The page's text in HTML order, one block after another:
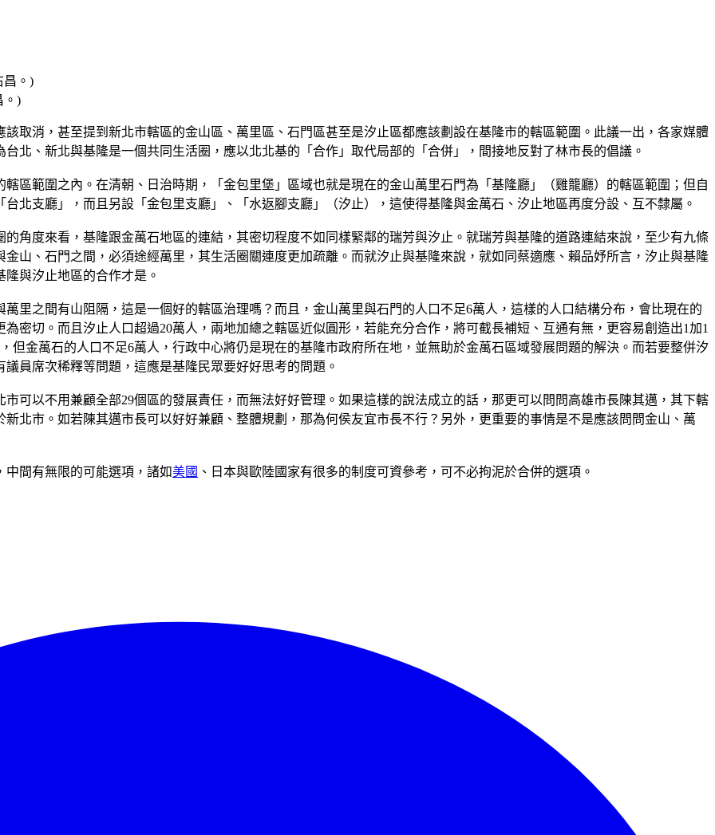
。)
取消，甚至提到新北市轄區的金山區、萬里區、石門區甚至是汐止區都應該劃設在基隆市的轄區範圍。此議一出，各家媒體
北、新北與基隆是一個共同生活圈，應以北北基的「合作」取代局部的「合併」，間接地反對了林市長的倡議。
區範圍之內。在清朝、日治時期，「金包里堡」區域也就是現在的金山萬里石門為「基隆廳」（雞籠廳）的轄區範圍；但自
北支廳」，而且另設「金包里支廳」、「水返腳支廳」（汐止），這使得基隆與金萬石、汐止地區再度分設、互不隸屬。
角度來看，基隆跟金萬石地區的連結，其密切程度不如同樣緊鄰的瑞芳與汐止。就瑞芳與基隆的道路連結來說，至少有九條
山、石門之間，必須途經萬里，其生活圈關連度更加疏離。而就汐止與基隆來說，就如同蔡適應、賴品妤所言，汐止與基隆
與汐止地區的合作才是。
里之間有山阻隔，這是一個好的轄區治理嗎？而且，金山萬里與石門的人口不足6萬人，這樣的人口結構分布，會比現在的
密切。而且汐止人口超過20萬人，兩地加總之轄區近似圓形，若能充分合作，將可截長補短、互通有無，更容易創造出1加1
但金萬石的人口不足6萬人，行政中心將仍是現在的基隆市政府所在地，並無助於金萬石區域發展問題的解決。而若要整併汐
員席次稀釋等問題，這應是基隆民眾要好好思考的問題。
可以不用兼顧全部29個區的發展責任，而無法好好管理。如果這樣的說法成立的話，那更可以問問高雄市長陳其邁，其下轄
北市。如若陳其邁市長可以好好兼顧、整體規劃，那為何侯友宜市長不行？另外，更重要的事情是不是應該問問金山、萬
間有無限的可能選項，諸如美國 、日本與歐陸國家有很多的制度可資參考，可不必拘泥於合併的選項。